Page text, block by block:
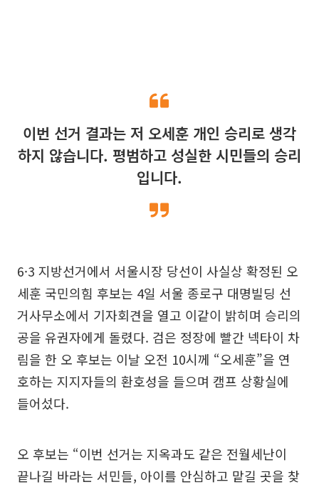
이번 선거 결과는 저 오세훈 개인 승리로 생각
하지 않습니다. 평범하고 성실한 시민들의 승리
입니다.
6·3 지방선거에서 서울시장 당선이 사실상 확정된 오
세훈 국민의힘 후보는 4일 서울 종로구 대명빌딩 선
거사무소에서 기자회견을 열고 이같이 밝히며 승리의
공을 유권자에게 돌렸다. 검은 정장에 빨간 넥타이 차
림을 한 오 후보는 이날 오전 10시께 “오세훈”을 연
호하는 지지자들의 환호성을 들으며 캠프 상황실에
들어섰다.
오 후보는 “이번 선거는 지옥과도 같은 전월세난이
끝나길 바라는 서민들, 아이를 안심하고 맡길 곳을 찾